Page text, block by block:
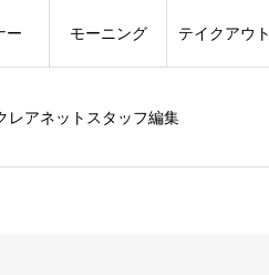
アネットスタッフ編集
ー モーニング テイクアウト